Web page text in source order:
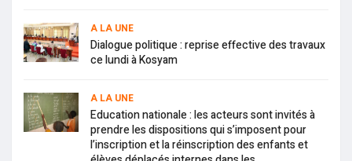
A LA UNE
Dialogue politique : reprise effective des travaux
ce lundi à Kosyam
A LA UNE
Education nationale : les acteurs sont invités à
prendre les dispositions qui s’imposent pour
l’inscription et la réinscription des enfants et